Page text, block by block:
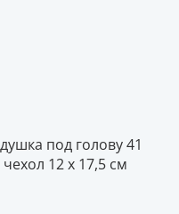
под голову 41
12 х 17,5 см